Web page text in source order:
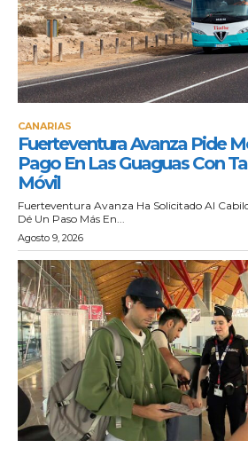
CANARIAS
Fuerteventura Avanza Pide
Pago En Las Guaguas Con
Móvil
Fuerteventura Avanza Ha Solicitado Al
Dé Un Paso Más En...
Agosto 9, 2026